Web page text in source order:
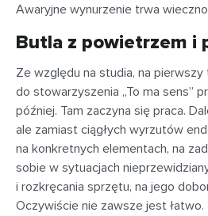
Awaryjne wynurzenie trwa
Butla z powietrzem i
Ze względu na studia, na
do stowarzyszenia „To ma sens”
później. Tam zaczyna się praca.
ale zamiast ciągłych wyrzutów
na konkretnych elementach, na
sobie w sytuacjach
i rozkręcania sprzętu, na jego
Oczywiście nie zawsze jest